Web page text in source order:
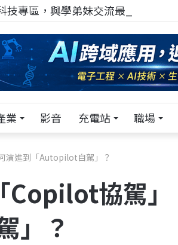
專區，與學弟妹交流最硬核的技術
業 影音 充電站 職場
演進到「Autopilot自駕」？
協駕」
」？